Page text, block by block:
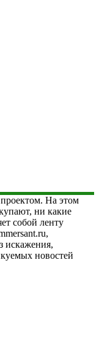
На этом
ни какие
собой ленту
искажения,
новостей